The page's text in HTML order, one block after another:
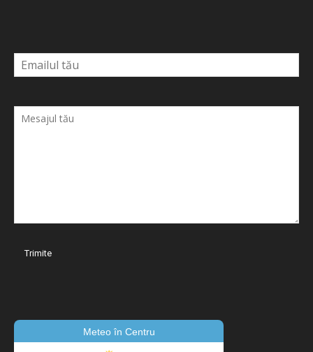
Meteo în Centru